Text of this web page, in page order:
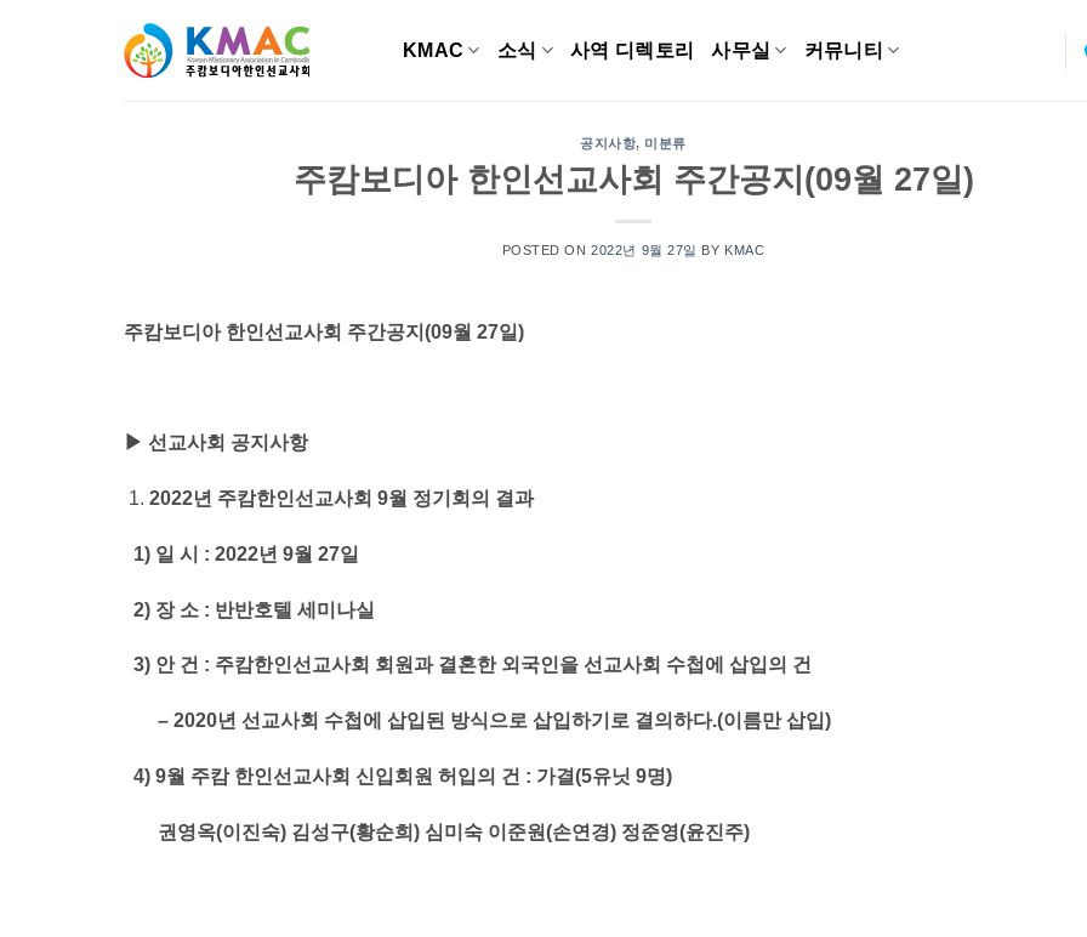
KMAC 소식 사역 디렉토리 사무실 커뮤니티
공지사항, 미분류
주캄보디아 한인선교사회 주간공지(09월 27일)
POSTED ON2022년 9월 27일 BY KMAC
주캄보디아 한인선교사회 주간공지(09월 27일)
▶ 선교사회 공지사항
2022년 주캄한인선교사회 9월 정기회의 결과
1) 일 시 : 2022년 9월 27일
2) 장 소 : 반반호텔 세미나실
3) 안 건 : 주캄한인선교사회 회원과 결혼한 외국인을 선교사회 수첩에 삽입의 건
– 2020년 선교사회 수첩에 삽입된 방식으로 삽입하기로 결의하다.(이름만 삽입)
4) 9월 주캄 한인선교사회 신입회원 허입의 건 : 가결(5유닛 9명)
권영옥(이진숙) 김성구(황순희) 심미숙 이준원(손연경) 정준영(윤진주)